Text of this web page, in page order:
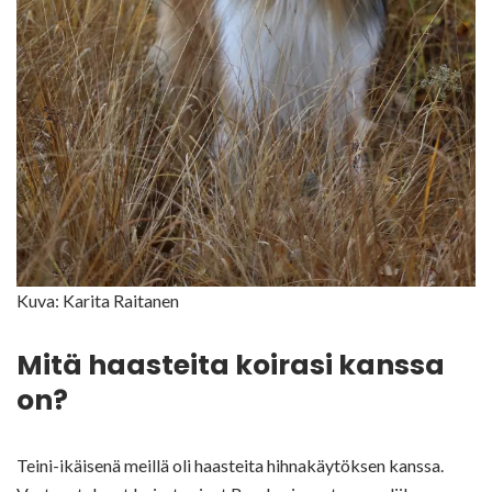
Kuva: Karita Raitanen
Mitä haasteita koirasi kanssa
on?
Teini-ikäisenä meillä oli haasteita hihnakäytöksen kanssa.